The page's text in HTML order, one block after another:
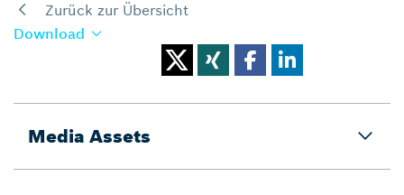
Zurück zur Übersicht
Download
Media Assets